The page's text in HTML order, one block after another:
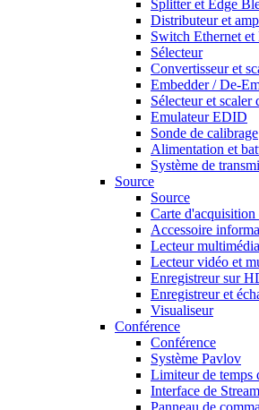
Splitter et Edge
Distributeur et
Switch Ethernet
Sélecteur
Convertisseur et
Embedder / De-
Sélecteur et scaler
Emulateur EDID
Sonde de calibrage
Alimentation et
Système de
Source
Source
Carte d'acquisition
Accessoire
Lecteur
Lecteur vidéo et
Enregistreur sur
Enregistreur et
Visualiseur
Conférence
Conférence
Système Pavlov
Limiteur de temps
Interface de
Panneau de